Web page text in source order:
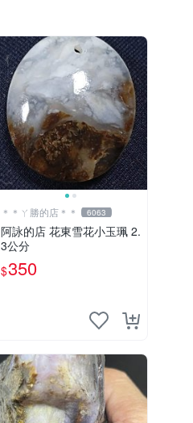
＊＊ㄚ勝的店＊＊ 6063
阿詠的店 花東雪花小玉珮 2.
3公分
$350